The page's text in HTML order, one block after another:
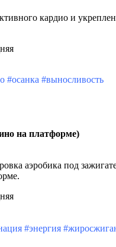
кардио и
#осанка #выносливость
на платформе)
аэробика под
#энергия